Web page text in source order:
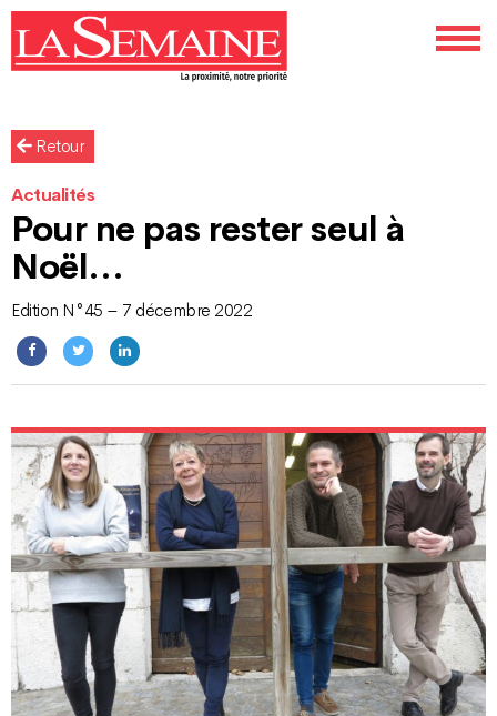
Retour
Actualités
Pour ne pas rester seul à
Noël…
Edition N°45 – 7 décembre 2022